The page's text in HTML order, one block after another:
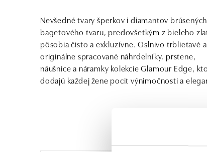
Nevšedné tvary šperkov i diamantov
bagetového tvaru, predovšetkým z bieleho
pôsobia čisto a exkluzívne. Oslnivo trblietavé a
originálne spracované náhrdelníky, prstene,
náušnice a náramky kolekcie Glamour Edge,
dodajú každej žene pocit výnimočnosti a